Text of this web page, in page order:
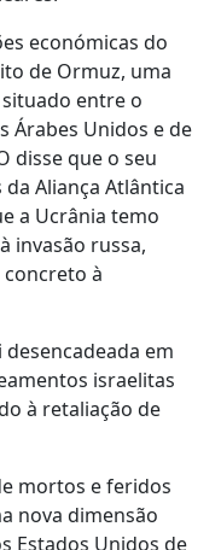
económicas do
de Ormuz, uma
entre o
Árabes Unidos e de
disse que o seu
Aliança Atlântica
a Ucrânia temo
invasão russa,
à
em
israelitas
à retaliação de
mortos e feridos
nova dimensão
Estados Unidos de